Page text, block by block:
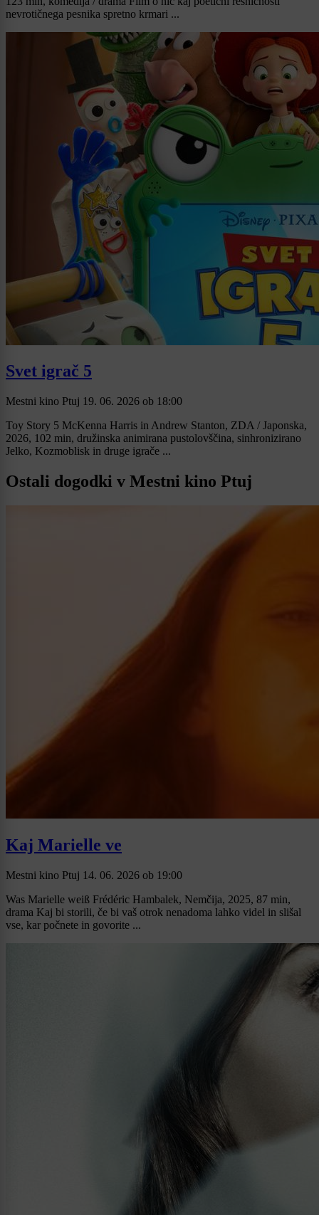
nevrotičnega pesnika spretno krmari ...
Svet igrač 5
Mestni kino Ptuj 19. 06. 2026 ob 18:00
Toy Story 5 McKenna Harris in Andrew Stanton, ZDA / Japonska,
2026, 102 min, družinska animirana pustolovščina, sinhronizirano
Jelko, Kozmoblisk in druge igrače ...
Ostali dogodki v Mestni kino Ptuj
Kaj Marielle ve
Mestni kino Ptuj 14. 06. 2026 ob 19:00
Was Marielle weiß Frédéric Hambalek, Nemčija, 2025, 87 min,
drama Kaj bi storili, če bi vaš otrok nenadoma lahko videl in slišal
vse, kar počnete in govorite ...